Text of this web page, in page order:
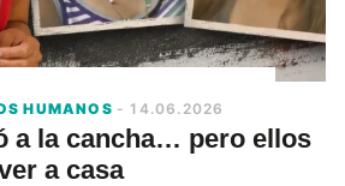
HUMANOS - 14.06.2026
a la cancha… pero ellos
a casa